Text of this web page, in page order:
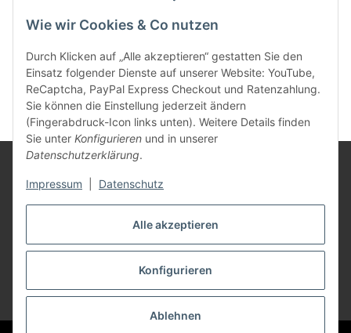
Alle akzeptieren
Konfigurieren
Ablehnen
Wie wir Cookies & Co nutzen
Durch Klicken auf „Alle akzeptieren“ gestatten Sie den
Einsatz folgender Dienste auf unserer Website: YouTube,
ReCaptcha, PayPal Express Checkout und Ratenzahlung.
Sie können die Einstellung jederzeit ändern
(Fingerabdruck-Icon links unten). Weitere Details finden
Sie unter Konfigurieren und in unserer
Datenschutzerklärung.
Impressum Datenschutz
Rechtliches
Mein Konto
Vertrag widerrufen
* Alle Preise inkl. gesetzlicher USt., zzgl.Versand